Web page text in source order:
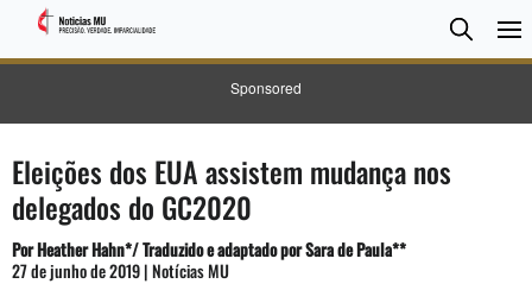
Sponsored
Search
Eleições dos EUA assistem mudança nos
delegados do GC2020
Por Heather Hahn*/ Traduzido e adaptado por Sara de Paula**
27 de junho de 2019 | Notícias MU